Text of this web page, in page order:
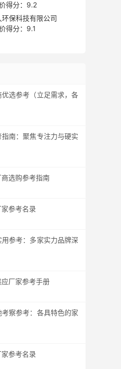
分：9.2
保科技有限公司
分：9.1
选参考（立足需求，各
南：聚焦专注力与硬实
选购参考指南
参考名录
参考：多家实力品牌深
厂家参考手册
察参考：各具特色的家
参考名录